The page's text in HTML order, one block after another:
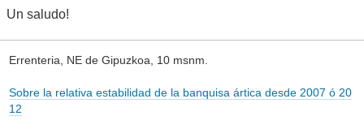
Un saludo!
Errenteria, NE de Gipuzkoa, 10 msnm.
Sobre la relativa estabilidad de la banquisa ártica desde 2007 ó 20
12